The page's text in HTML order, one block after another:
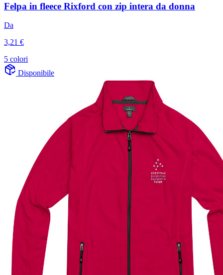
Felpa in fleece Rixford con zip intera da donna
Da
3,21 €
5 colori
Disponibile